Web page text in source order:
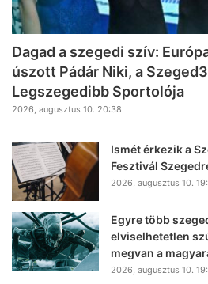
Dagad a szegedi szív:
úszott Pádár Niki, a
Legszegedibb Sportolója
2026, augusztus 10. 20:38
Ismét érkezik a
Fesztivál
2026, augusztus 10.
Egyre több
elviselhetetlen
megvan a
2026, augusztus 10.